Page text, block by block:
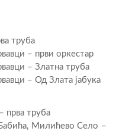
труба
– први оркестар
– Златна труба
– Од Злата јабука
прва труба
Милићево Село –